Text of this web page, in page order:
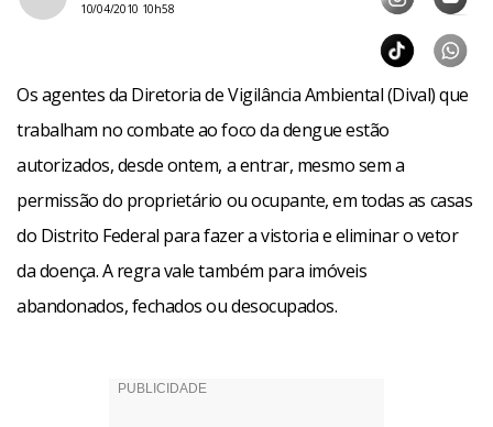
10/04/2010 10h58
Os agentes da Diretoria de Vigilância Ambiental (Dival) que
trabalham no combate ao foco da dengue estão
autorizados, desde ontem, a entrar, mesmo sem a
permissão do proprietário ou ocupante, em todas as casas
do Distrito Federal para fazer a vistoria e eliminar o vetor
da doença. A regra vale também para imóveis
abandonados, fechados ou desocupados.